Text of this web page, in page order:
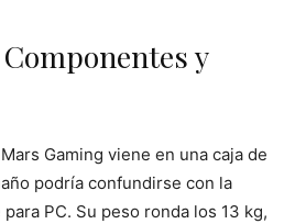
y
Gaming viene en una caja de
podría confundirse con la
PC. Su peso ronda los 13 kg,